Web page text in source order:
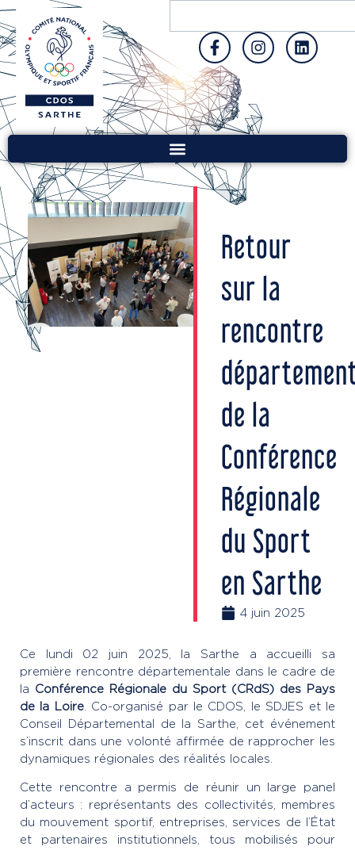
Retour
sur la
rencontre
de la
Conférence
Régionale
du Sport
en Sarthe
4 juin 2025
Ce lundi 02 juin 2025, la Sarthe a accueilli sa
première rencontre départementale dans le cadre de
la Conférence Régionale du Sport (CRdS) des Pays
de la Loire. Co-organisé par le CDOS, le SDJES et le
Conseil Départemental de la Sarthe, cet événement
s’inscrit dans une volonté affirmée de rapprocher les
dynamiques régionales des réalités locales.
Cette rencontre a permis de réunir un large panel
d’acteurs : représentants des collectivités, membres
du mouvement sportif, entreprises, services de l’État
et partenaires institutionnels, tous mobilisés pour